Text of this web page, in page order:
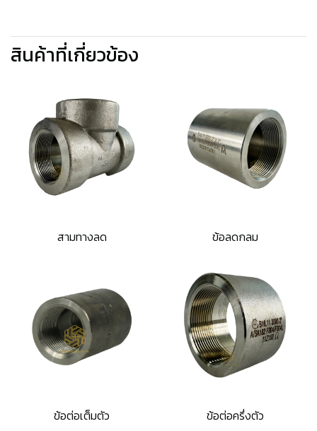
สินค้าที่เกี่ยวข้อง
สามทางลด ข้อลดกลม
ข้อต่อเต็มตัว ข้อต่อครึ่งตัว